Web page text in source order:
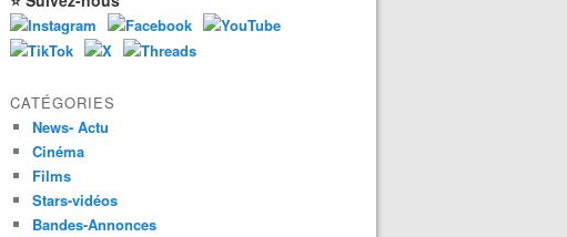
CATÉGORIES
News- Actu
Cinéma
Films
Stars-vidéos
Bandes-Annonces